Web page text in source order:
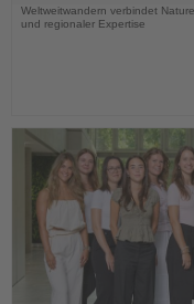
Weltweitwandern verbindet
und regionaler Expertise